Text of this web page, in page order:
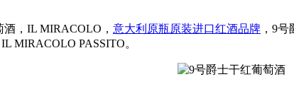
，IL MIRACOLO， 意大利原瓶原装进口红酒品牌 ，9
MIRACOLO PASSITO。